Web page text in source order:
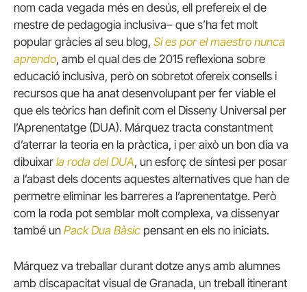
nom cada vegada més en desús, ell prefereix el de
mestre de pedagogia inclusiva– que s’ha fet molt
popular gràcies al seu blog, Si es por el maestro nunca
aprendo, amb el qual des de 2015 reflexiona sobre
educació inclusiva, però on sobretot ofereix consells i
recursos que ha anat desenvolupant per fer viable el
que els teòrics han definit com el Disseny Universal per
l’Aprenentatge (DUA). Márquez tracta constantment
d’aterrar la teoria en la pràctica, i per això un bon dia va
dibuixar la roda del DUA, un esforç de síntesi per posar
a l’abast dels docents aquestes alternatives que han de
permetre eliminar les barreres a l’aprenentatge. Però
com la roda pot semblar molt complexa, va dissenyar
també un Pack Dua Bàsic pensant en els no iniciats.
Márquez va treballar durant dotze anys amb alumnes
amb discapacitat visual de Granada, un treball itinerant